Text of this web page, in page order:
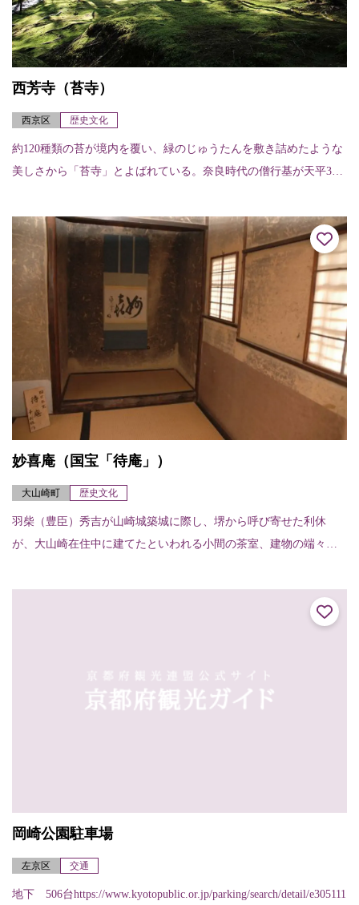
西芳寺（苔寺）
西京区 歴史文化
約120種類の苔が境内を覆い、緑のじゅうたんを敷き詰めたような
美しさから「苔寺」とよばれている。奈良時代の僧行基が天平3年
に夢窓...
妙喜庵（国宝「待庵」）
大山崎町 歴史文化
羽柴（豊臣）秀吉が山崎城築城に際し、堺から呼び寄せた利休
が、大山崎在住中に建てたといわれる小間の茶室、建物の端々に
例のない地下窓をあけて...
岡崎公園駐車場
左京区 交通
地下 506台https://www.kyotopublic.or.jp/parking/search/detail/e305111